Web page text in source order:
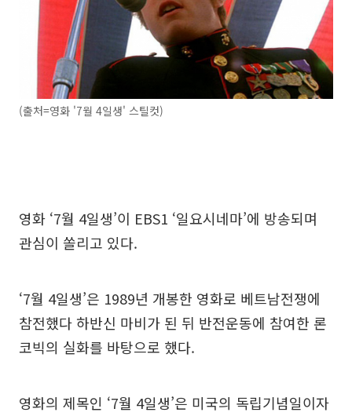
(출처=영화 '7월 4일생' 스틸컷)
영화 ‘7월 4일생’이 EBS1 ‘일요시네마’에 방송되며
관심이 쏠리고 있다.
‘7월 4일생’은 1989년 개봉한 영화로 베트남전쟁에
참전했다 하반신 마비가 된 뒤 반전운동에 참여한 론
코빅의 실화를 바탕으로 했다.
영화의 제목인 ‘7월 4일생’은 미국의 독립기념일이자